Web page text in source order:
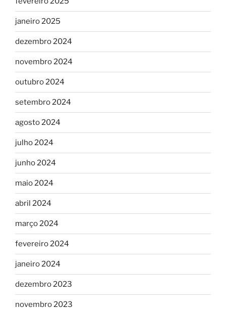
janeiro 2025
dezembro 2024
novembro 2024
outubro 2024
setembro 2024
agosto 2024
julho 2024
junho 2024
maio 2024
abril 2024
março 2024
fevereiro 2024
janeiro 2024
dezembro 2023
novembro 2023